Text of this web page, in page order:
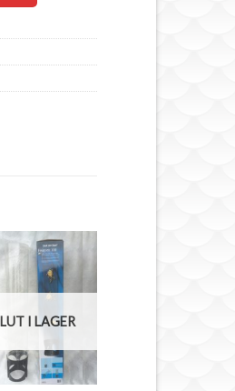
I LAGER